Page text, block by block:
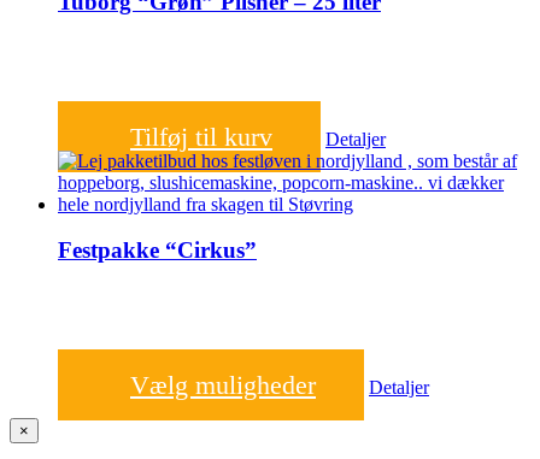
Tilføj til kurv Detaljer
Festpakke “Cirkus”
Vælg muligheder Detaljer
Close
product
×